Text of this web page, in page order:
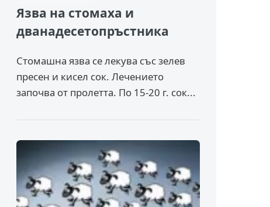
Язва на стомаха и
дванадесетопръстника
Стомашна язва се лекува със зелев
пресен и кисел сок. Лечението
започва от пролетта. По 15-20 г. сок...